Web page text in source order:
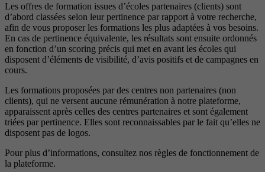
Les offres de formation issues d’écoles partenaires (clients) sont
d’abord classées selon leur pertinence par rapport à votre recherche,
afin de vous proposer les formations les plus adaptées à vos besoins.
En cas de pertinence équivalente, les résultats sont ensuite ordonnés
en fonction d’un scoring précis qui met en avant les écoles qui
disposent d’éléments de visibilité, d’avis positifs et de campagnes en
cours.
Les formations proposées par des centres non partenaires (non
clients), qui ne versent aucune rémunération à notre plateforme,
apparaissent après celles des centres partenaires et sont également
triées par pertinence. Elles sont reconnaissables par le fait qu’elles ne
disposent pas de logos.
Pour plus d’informations, consultez nos règles de fonctionnement de
la plateforme.